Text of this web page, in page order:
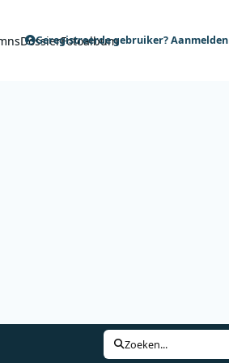
DossierFotoalbum
Geregistreerde gebruiker? Aanmelden
Zoeken...